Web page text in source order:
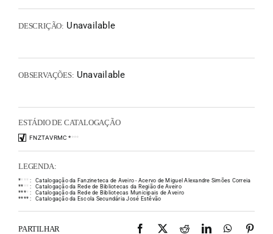
DESCRIÇÃO: Unavailable
OBSERVAÇÕES: Unavailable
ESTÁDIO DE CATALOGAÇÃO
FNZTAVRMC ****
LEGENDA:
** * * :
Catalogação da Fanzineteca de Aveiro - Acervo de Miguel Alexandre Simões Correia
** * * :
Catalogação da Rede de Bibliotecas da Região de Aveiro
**** :
Catalogação da Rede de Bibliotecas Municipais de Aveiro
**** : Catalogação da Escola Secundária José Estêvão
PARTILHAR Facebook
X RedditLinkedIn